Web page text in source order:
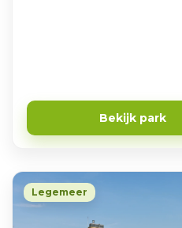
Bekijk park
Legemeer